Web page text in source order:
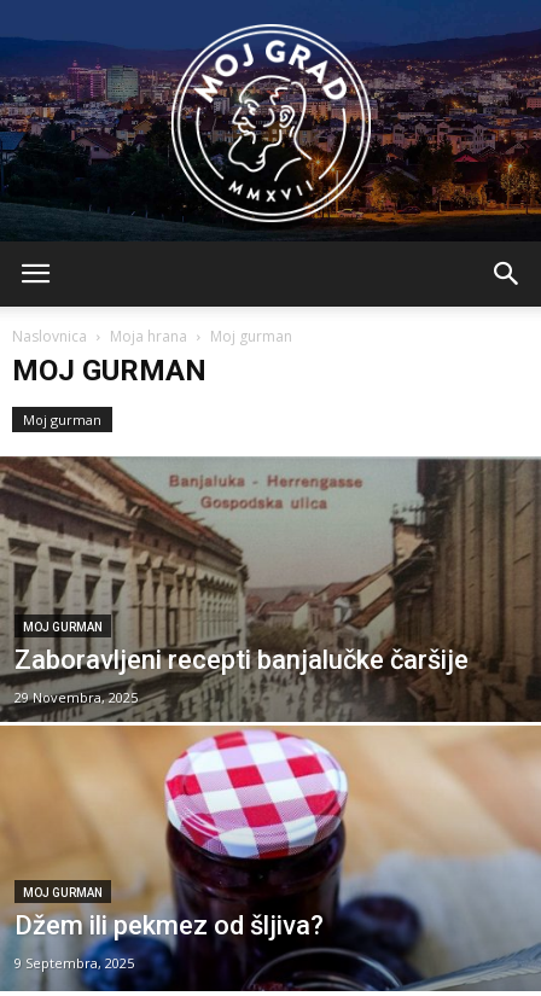
Naslovnica Moja hrana Moj gurman
MOJ GURMAN
Moj gurman
MOJ GURMAN
Zaboravljeni recepti banjalučke čaršije
29 Novembra, 2025
MOJ GURMAN
Džem ili pekmez od šljiva?
9 Septembra, 2025